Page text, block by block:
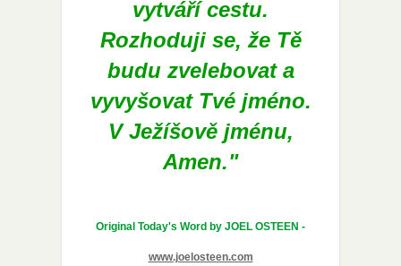
vytváří cestu.
Rozhoduji se, že Tě
budu zvelebovat a
vyvyšovat Tvé jméno.
V Ježíšově jménu,
Amen."
Original Today's Word by JOEL OSTEEN -
www.joelosteen.com